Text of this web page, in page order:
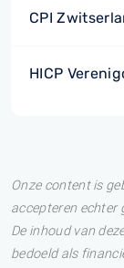
CPI
HICP
Onze content is
accepteren echter
De inhoud van
bedoeld als